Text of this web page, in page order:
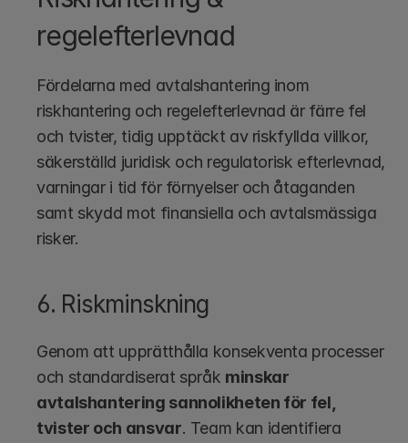
regelefterlevnad
Fördelarna med avtalshantering inom
riskhantering och regelefterlevnad är färre fel
och tvister, tidig upptäckt av riskfyllda villkor,
säkerställd juridisk och regulatorisk efterlevnad,
varningar i tid för förnyelser och åtaganden
samt skydd mot finansiella och avtalsmässiga
risker.
6. Riskminskning
Genom att upprätthålla konsekventa processer
och standardiserat språk minskar
avtalshantering sannolikheten för fel,
tvister och ansvar. Team kan identifiera